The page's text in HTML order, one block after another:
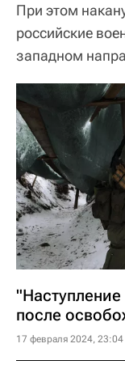
При этом
российские
западном
после
17 февраля 2024, 23:04